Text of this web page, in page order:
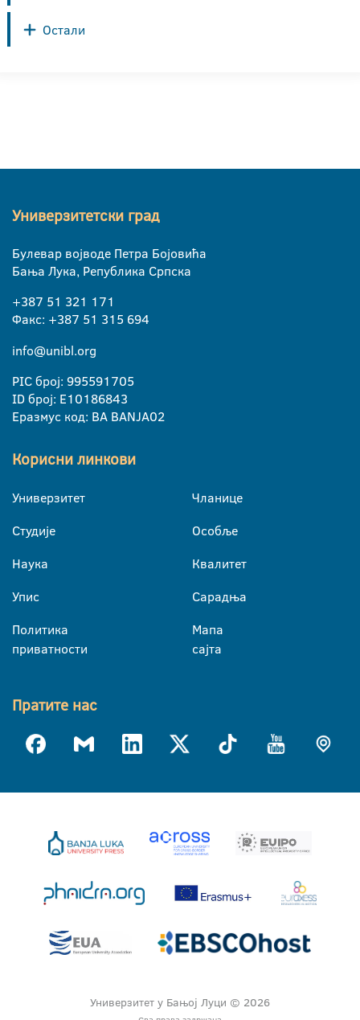
Остали
Универзитетски град
Булевар војводе Петра Бојовића
Бања Лука, Република Српска
+387 51 321 171
Факс: +387 51 315 694
info@unibl.org
PIC број: 995591705
ID број: E10186843
Еразмус код: BA BANJA02
Корисни линкови
Универзитет
Студије
Наука
Упис
Политика
приватности
Чланице
Особље
Квалитет
Сарадња
Мапа
сајта
Пратите нас
Универзитет у Бањој Луци © 2026